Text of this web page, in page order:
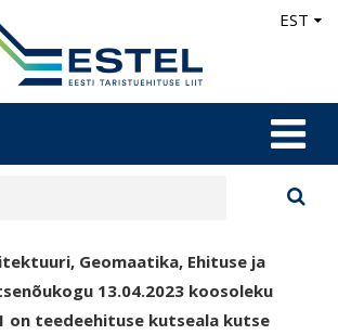
EST
Geomaatika, Ehituse ja
13.04.2023 koosoleku
on teedeehituse kutseala kutse